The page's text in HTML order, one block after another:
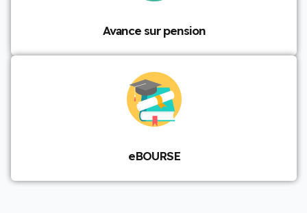
Avance sur pension
eBOURSE